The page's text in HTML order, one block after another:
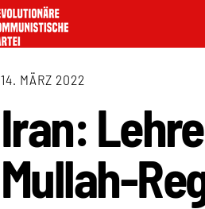
14. MÄRZ 2022
Iran:
Mullah-